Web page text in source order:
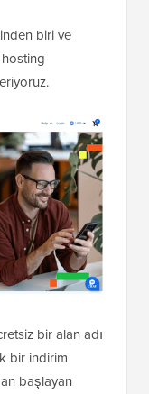
biri ve
bir alan adı
bir indirim
başlayan